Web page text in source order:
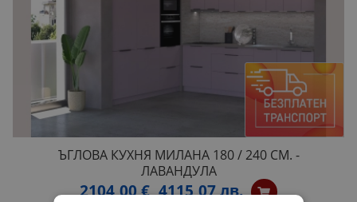
ЪГЛОВА КУХНЯ МИЛАНА 180 / 240 СМ. -
ЛАВАНДУЛА
2104,00 € 4115,07 лв.